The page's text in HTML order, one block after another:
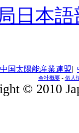
日本語
中国太陽能産業連盟|
会社概要- 個人
© 2010